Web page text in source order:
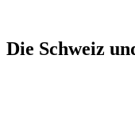
Die Schweiz